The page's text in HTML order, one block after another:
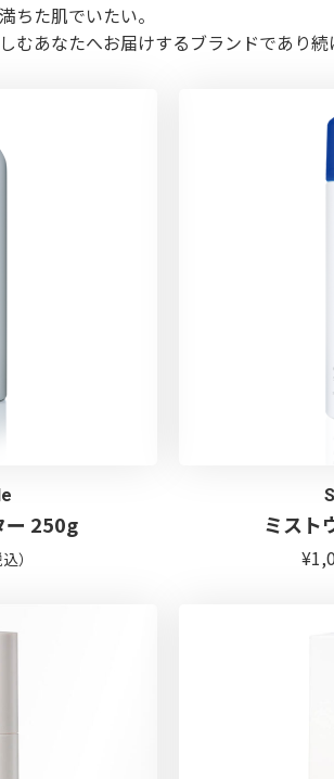
ちた肌でいたい。
むあなたへお届けするブランドであり続
ー 250g
）
ミスト
¥